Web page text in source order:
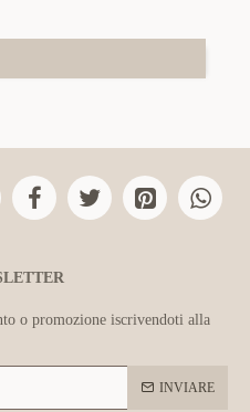
o promozione iscrivendoti alla
INVIARE